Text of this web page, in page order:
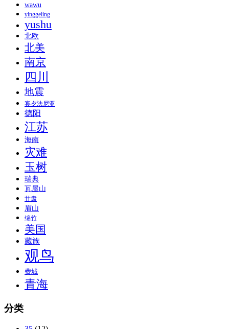
wawu
yinggeling
yushu
北欧
北美
南京
四川
地震
宾夕法尼亚
德阳
江苏
海南
灾难
玉树
瑞典
瓦屋山
甘肃
眉山
绵竹
美国
藏族
观鸟
费城
青海
分类